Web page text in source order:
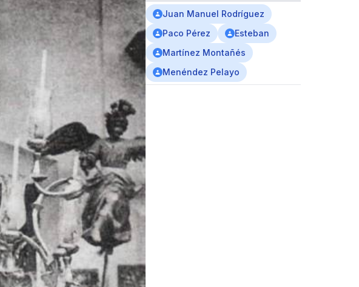
Juan Manuel Rodríguez
Paco Pérez
Esteban
Martínez Montañés
Menéndez Pelayo